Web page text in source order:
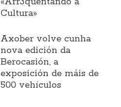
Cultura»
Axober volve cunha
nova edición da
Berocasión, a
exposición de máis de
500 vehículos